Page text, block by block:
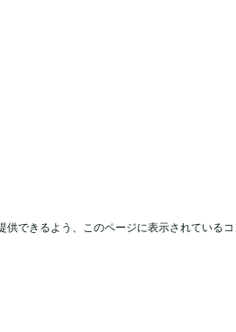
できるよう、このページに表示されている